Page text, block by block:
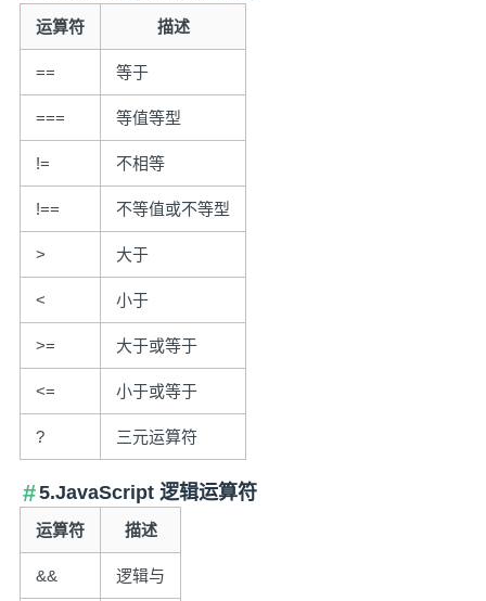
运算符 描述
== 等于
=== 等值等型
!= 不相等
!== 不等值或不等型
> 大于
< 小于
>= 大于或等于
<= 小于或等于
? 三元运算符
5.JavaScript 逻辑运算符
运算符 描述
&& 逻辑与